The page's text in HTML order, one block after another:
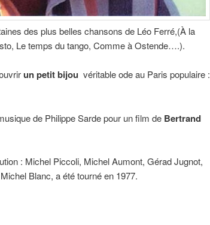
des plus belles chansons de Léo Ferré,(À la
Le temps du tango, Comme à Ostende….).
un petit bijou véritable ode au Paris populaire :
de Philippe Sarde pour un film de Bertrand
: Michel Piccoli, Michel Aumont, Gérad Jugnot,
Blanc, a été tourné en 1977.